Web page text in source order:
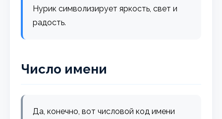
Нурик символизирует яркость, свет и
радость.
Число имени
Да, конечно, вот числовой код имени